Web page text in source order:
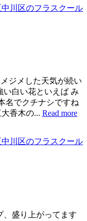
ジメした天気が続い
い白い花といえば み
名でクチナシですね
香木の... Read more
盛り上がってます